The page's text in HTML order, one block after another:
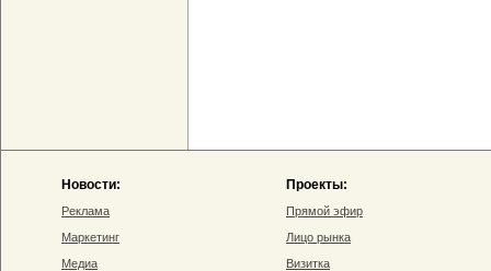
Новости:
Реклама
Маркетинг
Медиа
Проекты:
Прямой эфир
Лицо рынка
Визитка